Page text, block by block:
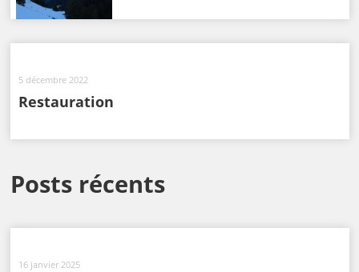
5 décembre 2022
Restauration
Posts récents
16 janvier 2025